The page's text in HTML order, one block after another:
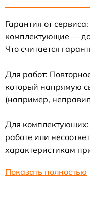
Гарантия от
комплектующие —
Что считается
Для работ:
который напрямую
(например,
Для комплектующих:
работе или
характеристикам
Показать полностью